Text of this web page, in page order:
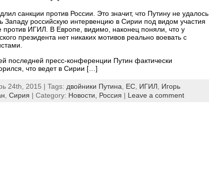
санкции против России. Это значит, что Путину не удалось
Западу российскую интервенцию в Сирии под видом участия
против ИГИЛ. В Европе, видимо, наконец поняли, что у
президента нет никаких мотивов реально воевать с
последней пресс-конференции Путин фактически
что ведет в Сирии […]
24th, 2015 | Tags: двойники Путина ЕС ИГИЛ
Игорь
Сирия | Category: Новости, Россия | Leave a comment